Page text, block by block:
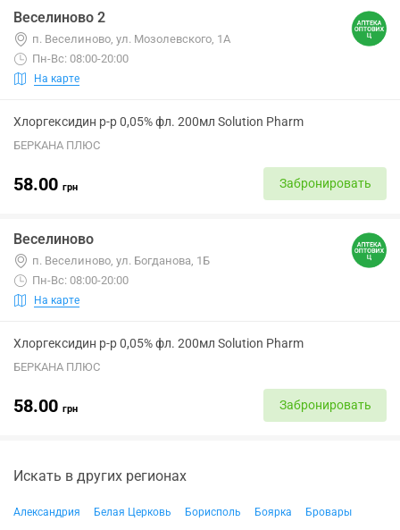
Веселиново 2
п. Веселиново, ул. Мозолевского, 1А
Пн-Вс: 08:00-20:00
На карте
Хлоргексидин р-р 0,05% фл. 200мл Solution Pharm
БЕРКАНА ПЛЮС
58.00 грн Забронировать
Веселиново
п. Веселиново, ул. Богданова, 1Б
Пн-Вс: 08:00-20:00
На карте
Хлоргексидин р-р 0,05% фл. 200мл Solution Pharm
БЕРКАНА ПЛЮС
58.00 грн Забронировать
Искать в других регионах
Александрия Белая Церковь Борисполь Боярка
Бровары